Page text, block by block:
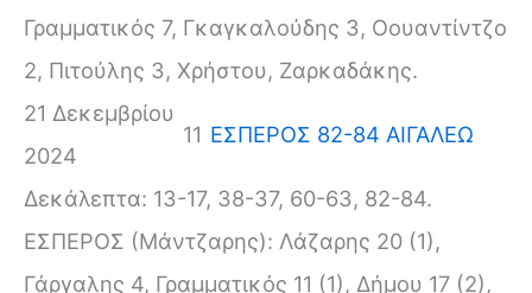
Γραμματικός 7, Γκαγκαλούδης 3, Οουαντίντζο
2, Πιτούλης 3, Χρήστου, Ζαρκαδάκης.
21 Δεκεμβρίου
2024
11 ΕΣΠΕΡΟΣ 82-84 ΑΙΓΑΛΕΩ
Δεκάλεπτα: 13-17, 38-37, 60-63, 82-84.
ΕΣΠΕΡΟΣ (Μάντζαρης): Λάζαρης 20 (1),
Γάργαλης 4, Γραμματικός 11 (1), Δήμου 17 (2),